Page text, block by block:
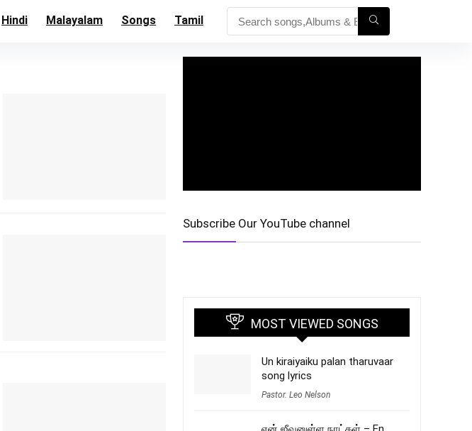
Hindi Malayalam Songs Tamil
Subscribe Our YouTube channel
MOST VIEWED SONGS
Un kiraiyaiku palan tharuvaar
song lyrics
Pastor. Leo Nelson